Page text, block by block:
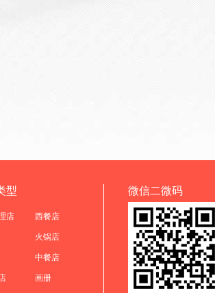
型
店 西餐店
火锅店
中餐店
画册
微信二微码